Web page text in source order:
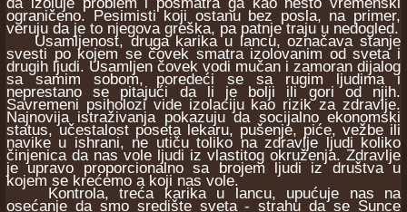
ograničeno. Pesimisti koji ostanu bez posla, na primer,
veruju da je to njegova greška, pa patnje traju u nedogled.
Usamljenost, druga karika u lancu, označava stanje
svesti po kojem se čovek smatra izolovanim od sveta i
drugih ljudi. Usamljen čovek vodi mučan i zamoran dijalog
sa samim sobom, poredeći se sa rugim ljudima i
neprestano se pitajući da li je bolji ili gori od njih.
Savremeni psiholozi vide izolaciju kao rizik za zdravlje.
Najnovija istraživanja pokazuju da socijalno ekonomski
status, učestalost poseta lekaru, pušenje, piće, vežbe ili
navike u ishrani, ne utiču toliko na zdravlje ljudi koliko
činjenica da nas vole ljudi iz vlastitog okruženja. Zdravlje
je upravo proporcionalno sa brojem ljudi iz društva u
kojem se krećemo a koji nas vole.
Kontrola, treća karika u lancu, upućuje nas na
osećanje da smo središte sveta - strahu da se Sunce